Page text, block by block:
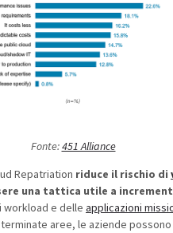
Fonte:451 Alliance
Repatriation riduce il rischio di
una tattica utile a
workload e delle applicazioni
aree, le aziende